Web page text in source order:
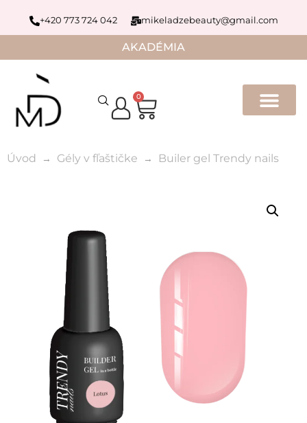
+420 773 724 042 mikeladzebeauty@gmail.com
AKADÉMIA
0
Úvod Gély v fľaštičke Builer gel Trendy nails